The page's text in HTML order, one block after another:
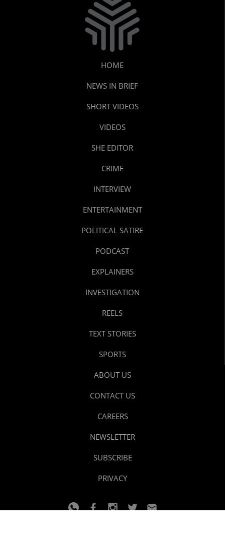
HOME
NEWS IN BRIEF
SHORT VIDEOS
VIDEOS
SHE EDITOR
CRIME
INTERVIEW
ENTERTAINMENT
POLITICAL SATIRE
PODCAST
EXPLAINERS
INVESTIGATION
REELS
TEXT STORIES
SPORTS
ABOUT US
CONTACT US
CAREERS
NEWSLETTER
SUBSCRIBE
PRIVACY